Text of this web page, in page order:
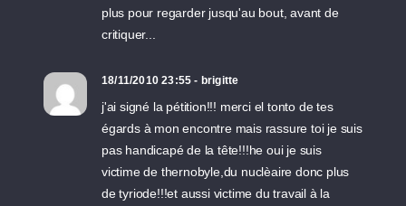
plus pour regarder jusqu'au bout, avant de
critiquer...
18/11/2010 23:55 - brigitte
j'ai signé la pétition!!! merci el tonto de tes
égards à mon encontre mais rassure toi je suis
pas handicapé de la tête!!!he oui je suis
victime de thernobyle,du nuclèaire donc plus
de tyriode!!!et aussi victime du travail à la